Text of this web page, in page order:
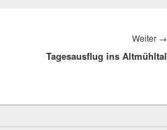
Weiter →
Tagesausflug ins Altmühltal